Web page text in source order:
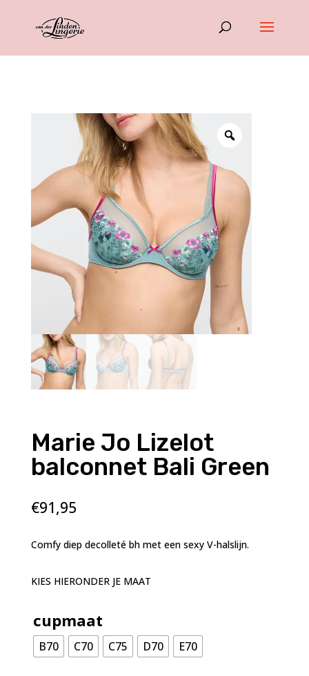
Marie Jo Lizelot
balconnet Bali Green
€91,95
Comfy diep decolleté bh met een sexy V-halslijn.
KIES HIERONDER JE MAAT
cupmaat
B70 C70 C75 D70 E70